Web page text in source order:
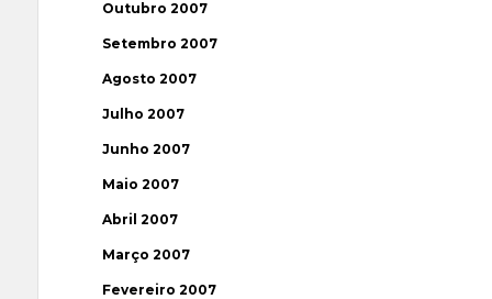
Outubro 2007
Setembro 2007
Agosto 2007
Julho 2007
Junho 2007
Maio 2007
Abril 2007
Março 2007
Fevereiro 2007